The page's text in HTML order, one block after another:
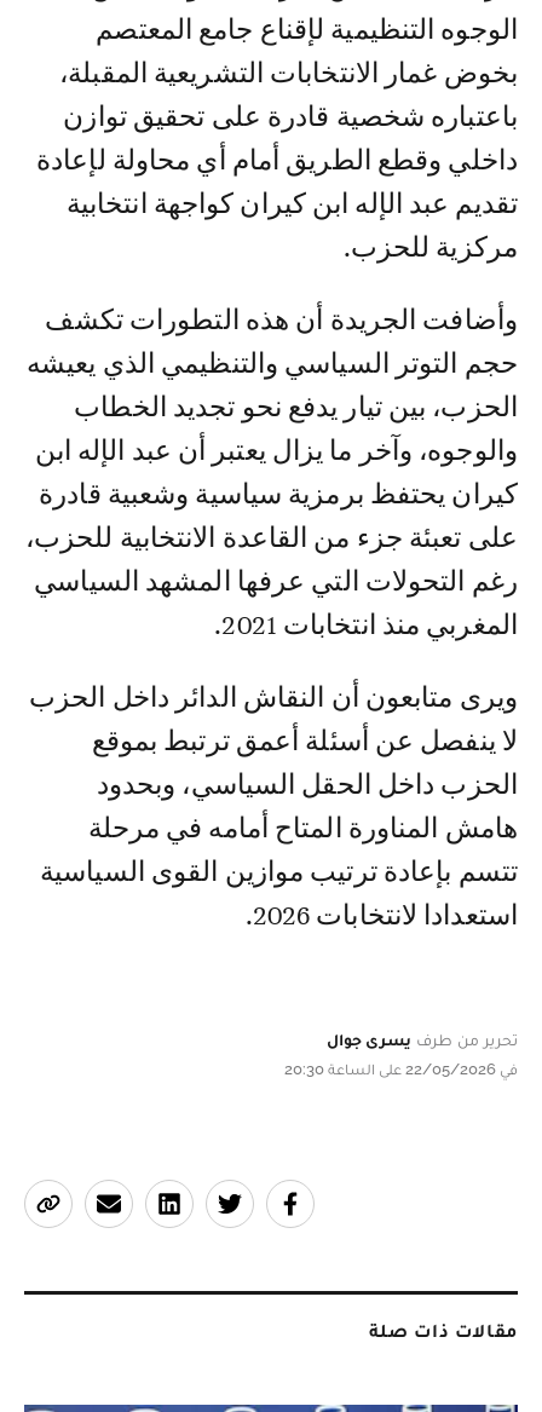
الوجوه التنظيمية لإقناع جامع المعتصم
بخوض غمار الانتخابات التشريعية المقبلة،
باعتباره شخصية قادرة على تحقيق توازن
داخلي وقطع الطريق أمام أي محاولة لإعادة
تقديم عبد الإله ابن كيران كواجهة انتخابية
مركزية للحزب.
وأضافت الجريدة أن هذه التطورات تكشف
حجم التوتر السياسي والتنظيمي الذي يعيشه
الحزب، بين تيار يدفع نحو تجديد الخطاب
والوجوه، وآخر ما يزال يعتبر أن عبد الإله ابن
كيران يحتفظ برمزية سياسية وشعبية قادرة
على تعبئة جزء من القاعدة الانتخابية للحزب،
رغم التحولات التي عرفها المشهد السياسي
المغربي منذ انتخابات 2021.
ويرى متابعون أن النقاش الدائر داخل الحزب
لا ينفصل عن أسئلة أعمق ترتبط بموقع
الحزب داخل الحقل السياسي، وبحدود
هامش المناورة المتاح أمامه في مرحلة
تتسم بإعادة ترتيب موازين القوى السياسية
استعدادا لانتخابات 2026.
تحرير من طرف يسرى جوال
في 22/05/2026 على الساعة 20:30
مقالات ذات صلة